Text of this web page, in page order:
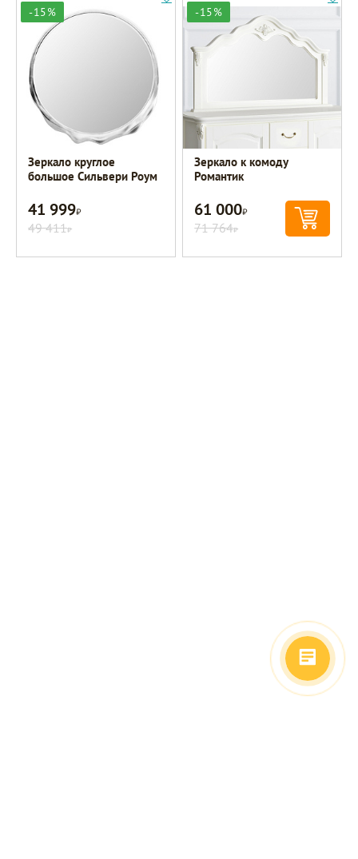
-15%
Зеркало круглое
большое Сильвери Роум
41 999Р
49 411Р
-15%
Зеркало к комоду
Романтик
61 000Р
71 764Р